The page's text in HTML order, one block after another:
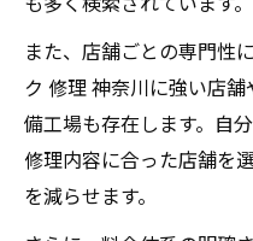
ト
旧車対応のバイ
急ぎのバイク修理対
急ぎのバイク修
バイク出張修理
また、店舗ごとの専門性
ク 修理 神奈川に強い店
備工場も存在します。自
修理内容に合った店舗を
を減らせます。